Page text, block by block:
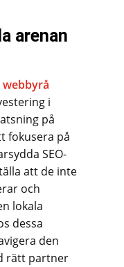
arenan
i
på
fokusera på
SEO-
att de inte
och
lokala
dessa
den
rätt partner